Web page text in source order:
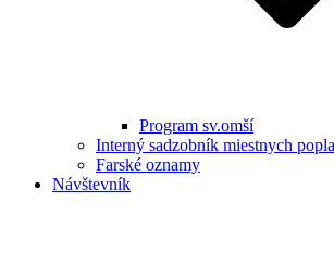
Program sv.omší
Interný sadzobník miestnych
Farské oznamy
Návštevník